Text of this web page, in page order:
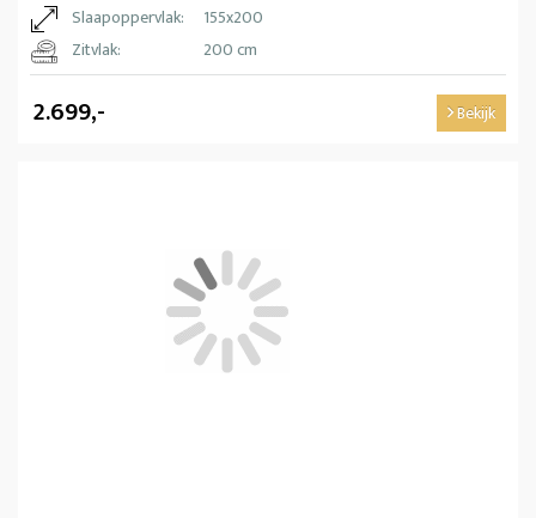
Slaapoppervlak:
155x200
Zitvlak:
200 cm
2.699,- Bekijk